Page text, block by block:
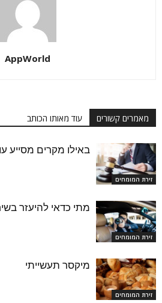
AppWorld
מאמרים קשורים עוד מאותו הכותב
זירת המומחים
באילו מקרים מסייע
זירת המומחים
מתי כדאי להיעזר
זירת המומחים
מיקסר תעשייתי